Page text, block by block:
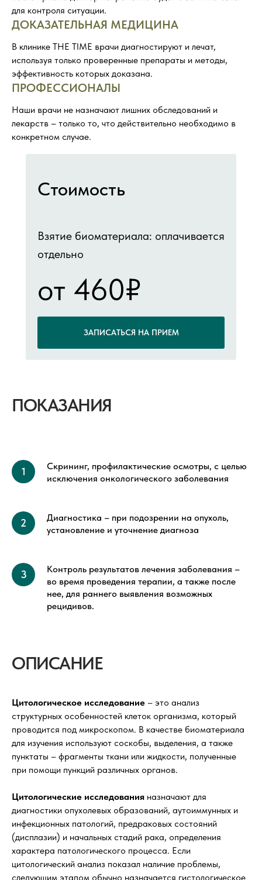
для контроля ситуации.
ДОКАЗАТЕЛЬНАЯ МЕДИЦИНА
В клинике THE TIME врачи диагностируют и лечат,
используя только проверенные препараты и методы,
эффективность которых доказана.
ПРОФЕССИОНАЛЫ
Наши врачи не назначают лишних обследований и
лекарств – только то, что действительно необходимо в
конкретном случае.
Стоимость
Взятие биоматериала: оплачивается
отдельно
от 460₽
ЗАПИСАТЬСЯ НА ПРИЕМ
ПОКАЗАНИЯ
Скрининг, профилактические осмотры, с целью
исключения онкологического заболевания
Диагностика – при подозрении на опухоль,
установление и уточнение диагноза
Контроль результатов лечения заболевания –
во время проведения терапии, а также после
нее, для раннего выявления возможных
рецидивов.
ОПИСАНИЕ
Цитологическое исследование – это анализ
структурных особенностей клеток организма, который
проводится под микроскопом. В качестве биоматериала
для изучения используют соскобы, выделения, а также
пунктаты – фрагменты ткани или жидкости, полученные
при помощи пункций различных органов.
Цитологические исследования назначают для
диагностики опухолевых образований, аутоиммунных и
инфекционных патологий, предраковых состояний
(дисплазии) и начальных стадий рака, определения
характера патологического процесса. Если
цитологический анализ показал наличие проблемы,
следующим этапом обычно назначается гистологическое